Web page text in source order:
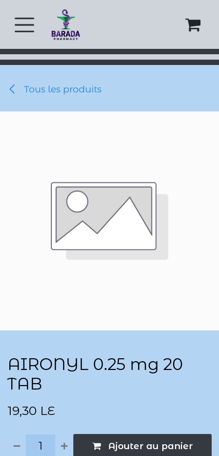
Tous les produits
AIRONYL 0.25 mg 20
TAB
19,30 LE
Ajouter au panier